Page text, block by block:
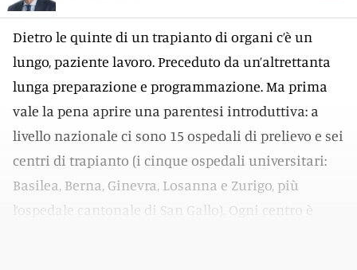
Dietro le quinte di un trapianto di organi c’è un
lungo, paziente lavoro. Preceduto da un’altrettanta
lunga preparazione e programmazione. Ma prima
vale la pena aprire una parentesi introduttiva: a
livello nazionale ci sono 15 ospedali di prelievo e sei
centri di trapianto (i cinque ospedali universitari:
Basilea, Berna, Ginevra, Losanna e Zurigo, più
l’ospedale cantonale di San Gallo). Ogni centro è